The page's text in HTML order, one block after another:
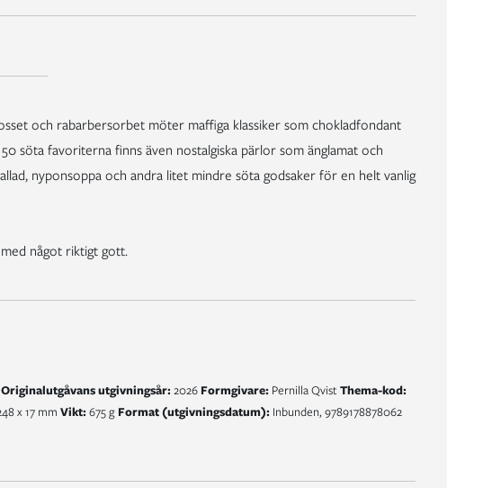
och rabarbersorbet möter maffiga klassiker som chokladfondant
söta favoriterna finns även nostalgiska pärlor som änglamat och
nyponsoppa och andra litet mindre söta godsaker för en helt vanlig
något riktigt gott.
Originalutgåvans utgivningsår: 2026 Formgivare: Pernilla Qvist Thema-kod:
x 17 mm Vikt: 675 g Format (utgivningsdatum): Inbunden, 9789178878062